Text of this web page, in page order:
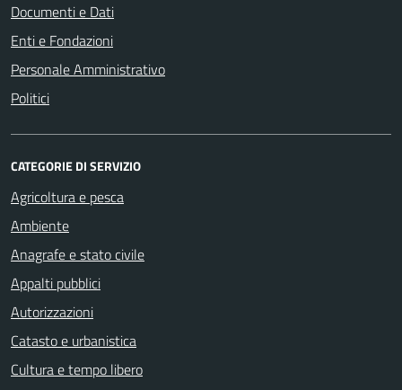
Documenti e Dati
Enti e Fondazioni
Personale Amministrativo
Politici
CATEGORIE DI SERVIZIO
Agricoltura e pesca
Ambiente
Anagrafe e stato civile
Appalti pubblici
Autorizzazioni
Catasto e urbanistica
Cultura e tempo libero